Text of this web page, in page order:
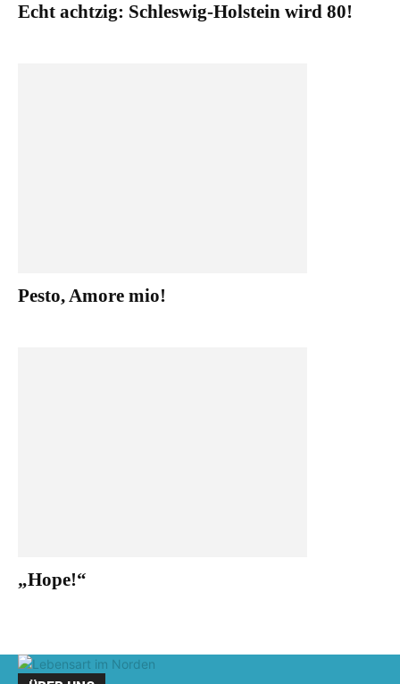
Echt achtzig: Schleswig-Holstein wird 80!
Pesto, Amore mio!
„Hope!“